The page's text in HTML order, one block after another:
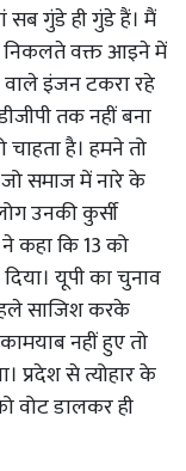
सब गुंडे ही गुंडे हैं। मैं
निकलते वक्त आइने में
इंजन टकरा रहे
तक नहीं बना
है। हमने तो
समाज में नारे के
उनकी कुर्सी
कहा कि 13 को
यूपी का चुनाव
साजिश करके
नहीं हुए तो
प्रदेश से त्योहार के
वोट डालकर ही